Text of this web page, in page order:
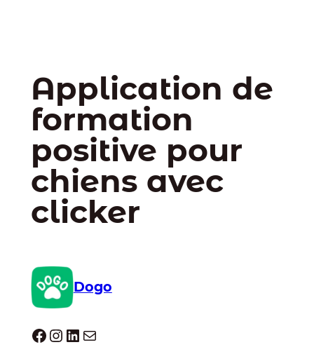
Application de
formation
positive pour
chiens avec
clicker
Dogo
Dogo facebook InstagramLinkedIn E-mail